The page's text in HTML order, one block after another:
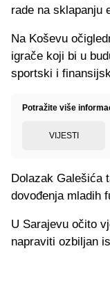
rade na sklapanju
Na Koševu
igrače koji bi u
sportski i
Potražite više
VIJESTI
Dolazak Galešića
dovođenja mladih
U Sarajevu očito
napraviti ozbiljan